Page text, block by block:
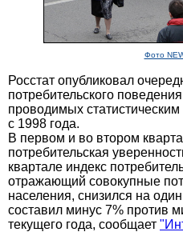
Фото
Росстат опубликовал
потребительского
проводимых
с 1998 года.
В первом и во втором
потребительская
квартале индекс
отражающий совокупные
населения, снизился на
составил минус 7% против
текущего года, сообщает